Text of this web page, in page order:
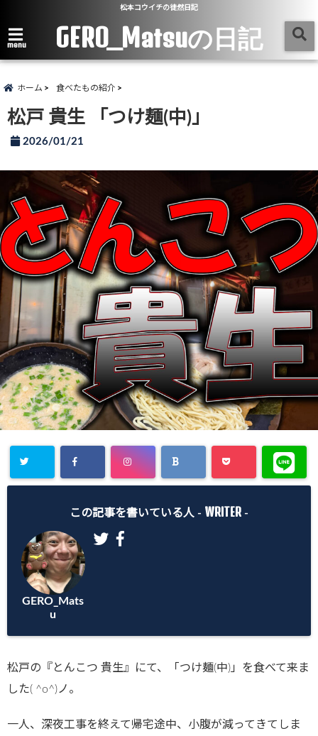
松本コウイチの徒然日記
menu GERO_Matsuの日記
ホーム 食べたもの紹介
松戸 貴生 「つけ麺(中)」
2026/01/21
この記事を書いている人 - WRITER -
GERO_Mats
u
松戸の『とんこつ 貴生』にて、「つけ麺(中)」を食べて来ま
した( ^o^)ノ。
一人、深夜工事を終えて帰宅途中、小腹が減ってきてしま